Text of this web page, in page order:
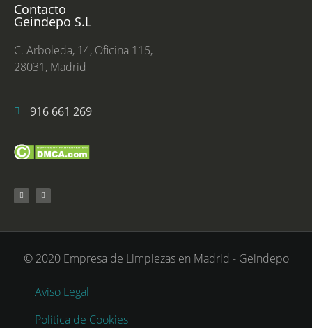
Contacto
Geindepo S.L
C. Arboleda, 14, Oficina 115,
28031, Madrid
916 661 269
© 2020 Empresa de Limpiezas en Madrid - Geindepo
Aviso Legal
Política de Cookies